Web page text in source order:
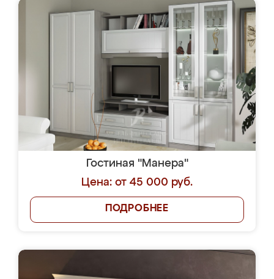
Гостиная "Манера"
Цена: от 45 000 руб.
ПОДРОБНЕЕ